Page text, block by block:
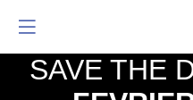
SAVE THE